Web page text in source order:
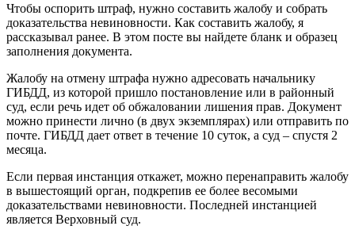
Чтобы оспорить штраф, нужно составить жалобу и собрать
доказательства невиновности. Как составить жалобу, я
рассказывал ранее. В этом посте вы найдете бланк и образец
заполнения документа.
Жалобу на отмену штрафа нужно адресовать начальнику
ГИБДД, из которой пришло постановление или в районный
суд, если речь идет об обжаловании лишения прав. Документ
можно принести лично (в двух экземплярах) или отправить по
почте. ГИБДД дает ответ в течение 10 суток, а суд – спустя 2
месяца.
Если первая инстанция откажет, можно перенаправить жалобу
в вышестоящий орган, подкрепив ее более весомыми
доказательствами невиновности. Последней инстанцией
является Верховный суд.